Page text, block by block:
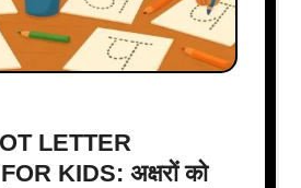
LETTER
KIDS: अक्षरों को